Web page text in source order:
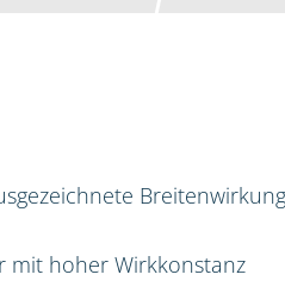
mit hoher Wirkkonstanz